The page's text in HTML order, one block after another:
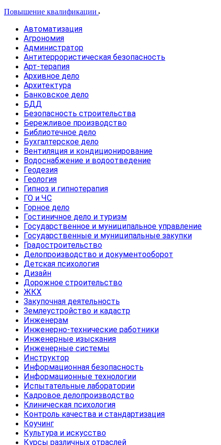
Повышение квалификации
Автоматизация
Агрономия
Администратор
Антитеррористическая безопасность
Арт-терапия
Архивное дело
Архитектура
Банковское дело
БДД
Безопасность строительства
Бережливое производство
Библиотечное дело
Бухгалтерское дело
Вентиляция и кондиционирование
Водоснабжение и водоотведение
Геодезия
Геология
Гипноз и гипнотерапия
ГО и ЧС
Горное дело
Гостиничное дело и туризм
Государственное и муниципальное управление
Государственные и муниципальные закупки
Градостроительство
Делопроизводство и документооборот
Детская психология
Дизайн
Дорожное строительство
ЖКХ
Закупочная деятельность
Землеустройство и кадастр
Инженерам
Инженерно-технические работники
Инженерные изыскания
Инженерные системы
Инструктор
Информационная безопасность
Информационные технологии
Испытательные лаборатории
Кадровое делопроизводство
Клиническая психология
Контроль качества и стандартизация
Коучинг
Культура и искусство
Курсы различных отраслей